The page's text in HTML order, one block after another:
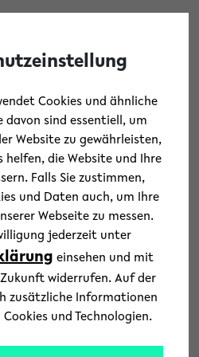
News
von Kinder- und
des 19.
Juli 2021
Bielefeld
Cookies und ähnliche
davon sind essentiell, um
Website zu gewährleisten,
helfen, die Website und Ihre
Falls Sie zustimmen,
und Daten auch, um Ihre
Webseite zu messen.
jederzeit unter
einsehen und mit
widerrufen. Auf der
zusätzliche Informationen
und Technologien.